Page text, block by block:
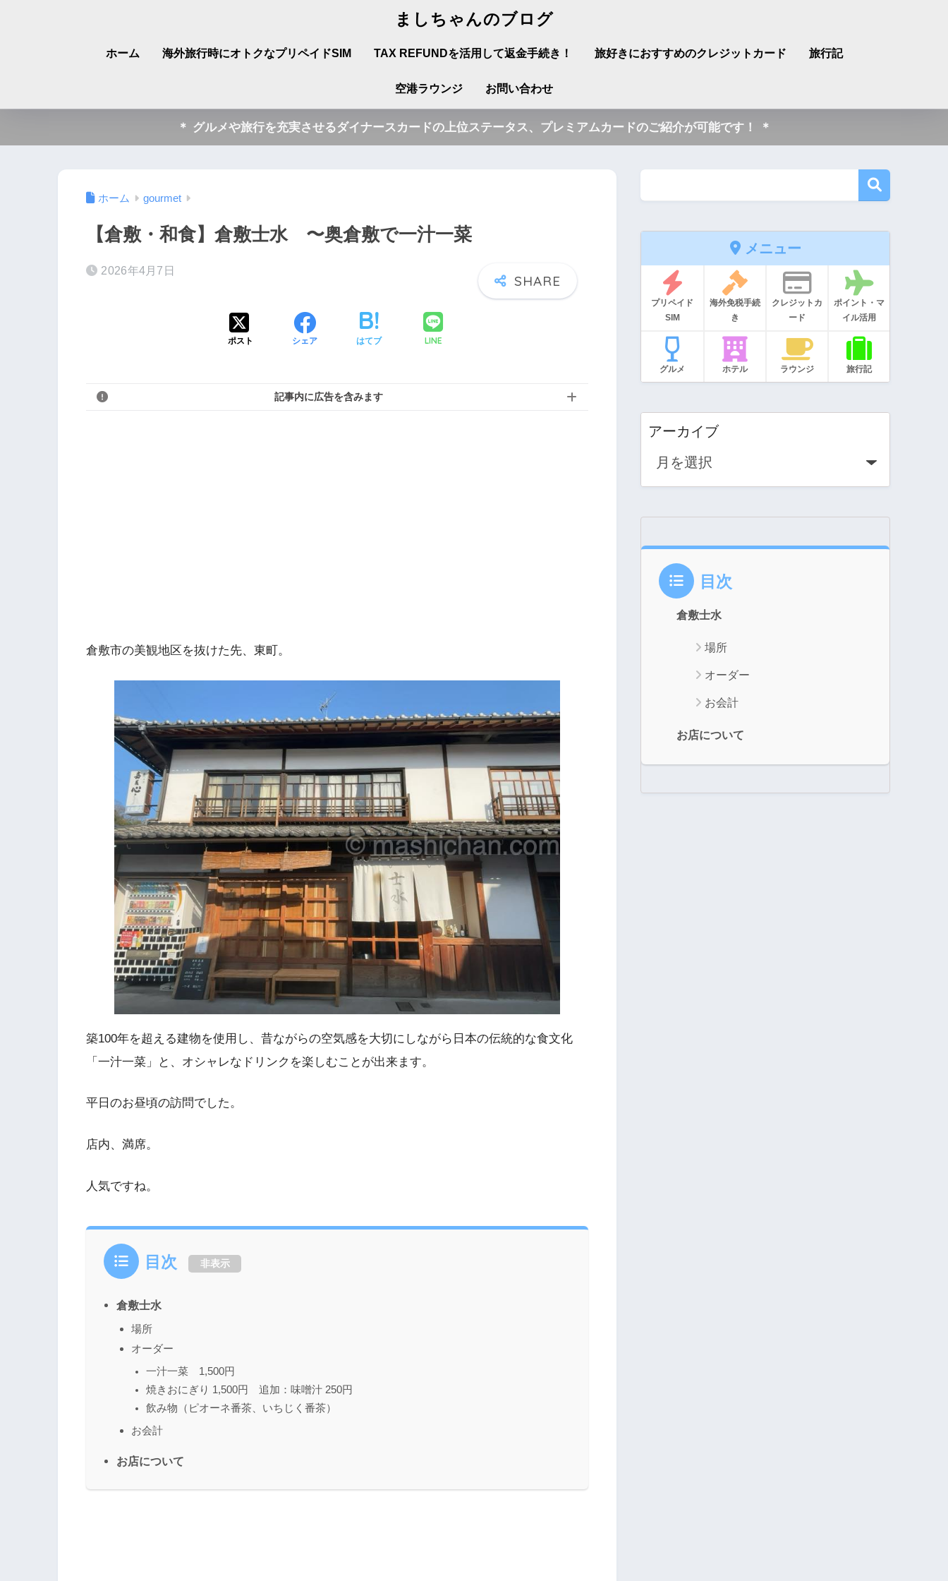
ましちゃんのブログ
ホーム 海外旅行時にオトクなプリペイドSIM TAX REFUNDを活用して返金手続き！ 旅好きにおすすめのクレジットカード 旅行記
空港ラウンジ お問い合わせ
＊ グルメや旅行を充実させるダイナースカードの上位ステータス、プレミアムカードのご紹介が可能です！ ＊
ホーム gourmet
【倉敷・和食】倉敷士水 〜奥倉敷で一汁一菜
2026年4月7日
ポスト シェア はてブ LINE
記事内に広告を含みます
倉敷市の美観地区を抜けた先、東町。
築100年を超える建物を使用し、昔ながらの空気感を大切にしながら日本の伝統的な食文化
「一汁一菜」と、オシャレなドリンクを楽しむことが出来ます。
平日のお昼頃の訪問でした。
店内、満席。
人気ですね。
目次 非表示
倉敷士水
場所
オーダー
一汁一菜 1,500円
焼きおにぎり 1,500円 追加：味噌汁 250円
飲み物（ピオーネ番茶、いちじく番茶）
お会計
お店について
メニュー
プリペイド
SIM
海外免税手続
き
クレジットカ
ード
ポイント・マ
イル活用
グルメ ホテル ラウンジ 旅行記
アーカイブ
目次
倉敷士水
場所
オーダー
お会計
お店について